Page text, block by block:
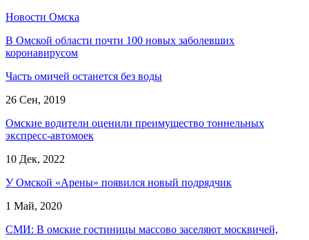
Новости Омска
В Омской области почти 100 новых заболевших
коронавирусом
Часть омичей останется без воды
26 Сен, 2019
Омские водители оценили преимущество тоннельных
экспресс-автомоек
10 Дек, 2022
У Омской «Арены» появился новый подрядчик
1 Май, 2020
СМИ: В омские гостиницы массово заселяют москвичей,